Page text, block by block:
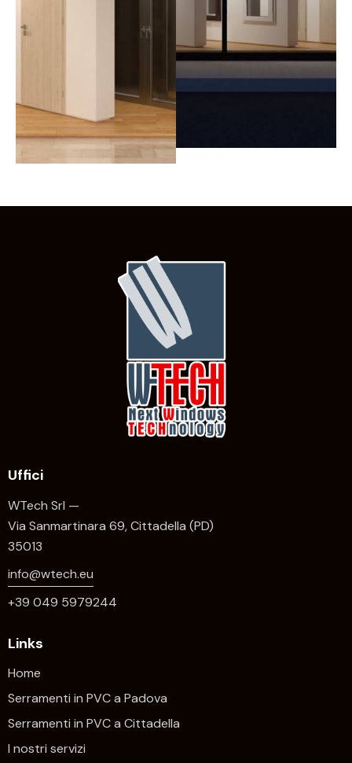
Uffici
WTech Srl —
Via Sanmartinara 69, Cittadella (PD)
35013
info@wtech.eu
+39 049 5979244
Links
Home
Serramenti in PVC a Padova
Serramenti in PVC a Cittadella
I nostri servizi